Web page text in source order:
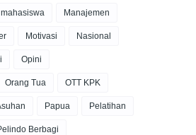
mahasiswa Manajemen
Motivasi Nasional
Opini
Orang Tua OTT KPK
Papua Pelatihan
Berbagi